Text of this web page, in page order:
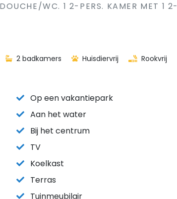
WC. 1 2-PERS. KAMER MET 1 2-
2 badkamers Huisdiervrij Rookvrij
Op een vakantiepark
Aan het water
Bij het centrum
TV
Koelkast
Terras
Tuinmeubilair